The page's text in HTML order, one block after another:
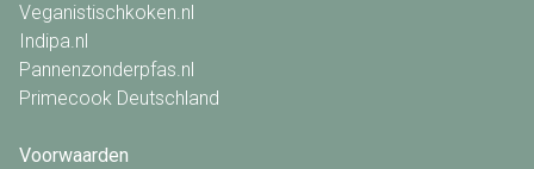
Veganistischkoken.nl
Indipa.nl
Pannenzonderpfas.nl
Primecook Deutschland
Voorwaarden